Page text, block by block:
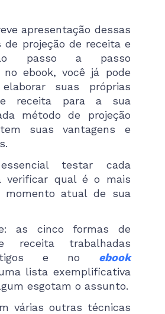
apresentação dessas
de projeção de receita e
passo a passo
no ebook, você já pode
suas próprias
receita para a sua
método de projeção
suas vantagens e
testar cada
verificar qual é o mais
momento atual de sua
as cinco formas de
receita trabalhadas
e no ebook
lista exemplificativa
esgotam o assunto.
várias outras técnicas